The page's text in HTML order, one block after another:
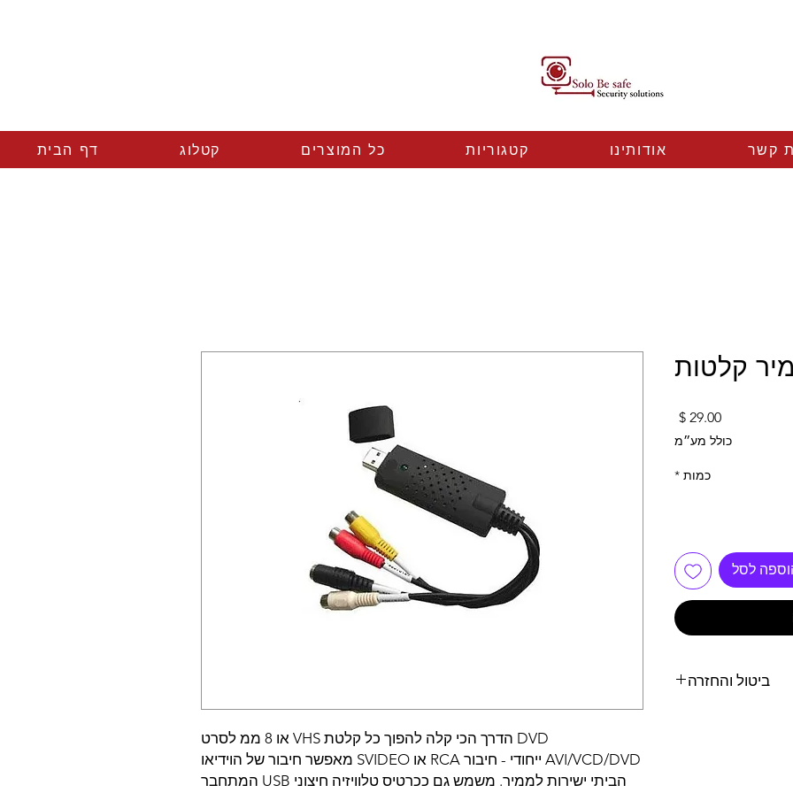
דף הבית קטלוג כל המוצרים קטגוריות אודותינו קשר
DVD הדרך הכי קלה להפוך כל קלטת VHS או 8 ממ לסרט
AVI/VCD/DVD ייחודי - חיבור RCA או SVIDEO מאפשר חיבור של הוידיאו
הביתי ישירות לממיר. משמש גם ככרטיס טלוויזיה חיצוני USB המתחבר
קלטות
מחיר
כולל מע״מ
כמות *
לסל
ביטול והחזרה